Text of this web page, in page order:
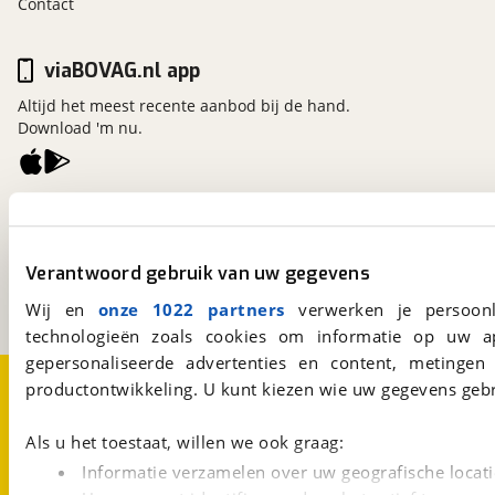
Verantwoord gebruik van uw gegevens
Wij en onze 1022 partners verwerken je
technologieën zoals cookies om informatie op
gepersonaliseerde advertenties en content,
productontwikkeling. U kunt kiezen wie uw gegevens
Als u het toestaat, willen we ook graag:
Informatie verzamelen over uw geografische
Contact
3981 AJ
Bunnik
Een initiatief van
BOVAG
viaBOVAG.nl app
Altijd het meest recente aanbod bij de hand.
Download 'm nu.
Over viaBOVAG.nl Disclaimer- en Privacyverklaring
CookievoorkeurenVacatures